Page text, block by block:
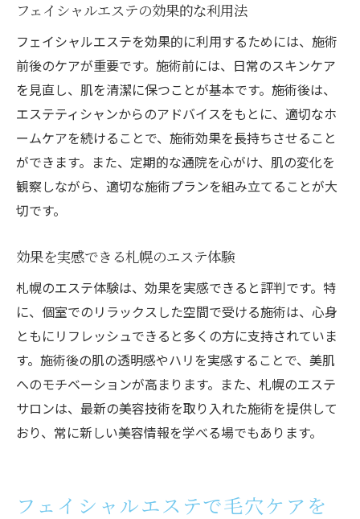
エステの効果を維持するためのコツ
頻度と効果の関係を札幌のエステで確認
大通で体験できるフェイシャルエステの魅力
札幌大通でのフェイシャルエステの特徴
大通でエステを楽しむためのおすすめポイ
ント
フェイシャルエステを大通で体験する価値
フェイシャルエステの魅力を大通で再発見
フェイシャルエステの効果は本当にあるのか？
フェイシャルエステの効果を実感する方法
効果を実証する体験者の声
エステ効果を疑う必要はない理由
効果の実証例を札幌で確認しよう
フェイシャルエステの効果的なプランとは
フェイシャルエステの効果的な利用法
フェイシャルエステを効果的に利用するためには、施術
前後のケアが重要です。施術前には、日常のスキンケア
を見直し、肌を清潔に保つことが基本です。施術後は、
エステティシャンからのアドバイスをもとに、適切なホ
ームケアを続けることで、施術効果を長持ちさせること
ができます。また、定期的な通院を心がけ、肌の変化を
観察しながら、適切な施術プランを組み立てることが大
切です。
効果を実感できる札幌のエステ体験
札幌のエステ体験は、効果を実感できると評判です。特
に、個室でのリラックスした空間で受ける施術は、心身
ともにリフレッシュできると多くの方に支持されていま
す。施術後の肌の透明感やハリを実感することで、美肌
へのモチベーションが高まります。また、札幌のエステ
サロンは、最新の美容技術を取り入れた施術を提供して
おり、常に新しい美容情報を学べる場でもあります。
フェイシャルエステで毛穴ケアを